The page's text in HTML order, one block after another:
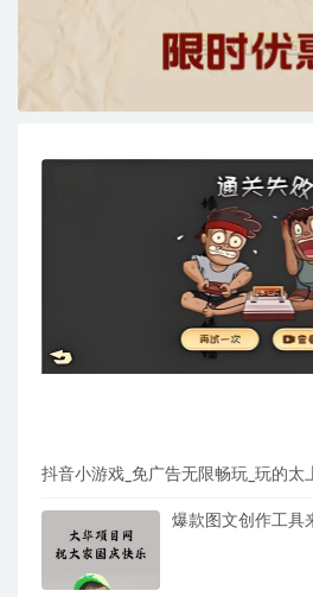
抖音小游戏_免广告无限畅玩_玩的太
爆款图文创作工具